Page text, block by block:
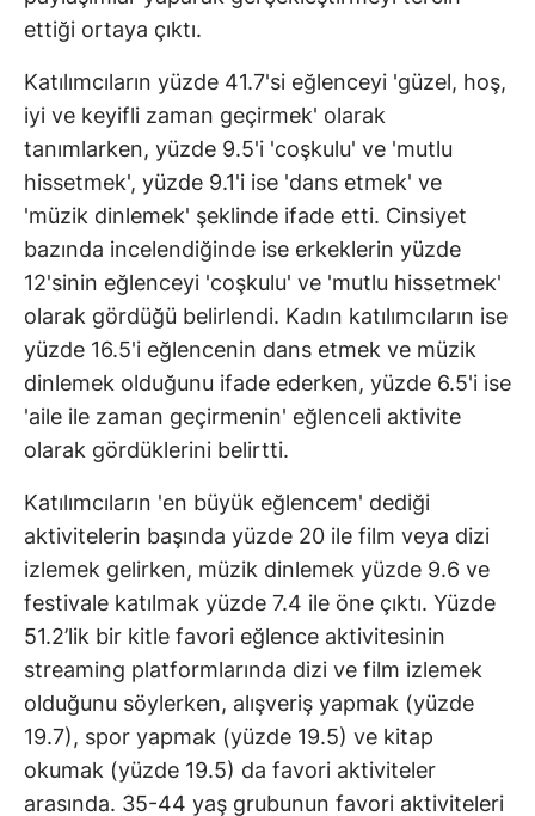
ettiği ortaya çıktı.
Katılımcıların yüzde 41.7'si eğlenceyi 'güzel, hoş,
iyi ve keyifli zaman geçirmek' olarak
tanımlarken, yüzde 9.5'i 'coşkulu' ve 'mutlu
hissetmek', yüzde 9.1'i ise 'dans etmek' ve
'müzik dinlemek' şeklinde ifade etti. Cinsiyet
bazında incelendiğinde ise erkeklerin yüzde
12'sinin eğlenceyi 'coşkulu' ve 'mutlu hissetmek'
olarak gördüğü belirlendi. Kadın katılımcıların ise
yüzde 16.5'i eğlencenin dans etmek ve müzik
dinlemek olduğunu ifade ederken, yüzde 6.5'i ise
'aile ile zaman geçirmenin' eğlenceli aktivite
olarak gördüklerini belirtti.
Katılımcıların 'en büyük eğlencem' dediği
aktivitelerin başında yüzde 20 ile film veya dizi
izlemek gelirken, müzik dinlemek yüzde 9.6 ve
festivale katılmak yüzde 7.4 ile öne çıktı. Yüzde
51.2’lik bir kitle favori eğlence aktivitesinin
streaming platformlarında dizi ve film izlemek
olduğunu söylerken, alışveriş yapmak (yüzde
19.7), spor yapmak (yüzde 19.5) ve kitap
okumak (yüzde 19.5) da favori aktiviteler
arasında. 35-44 yaş grubunun favori aktiviteleri